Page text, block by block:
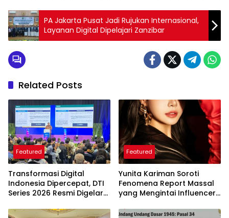
PA Jakarta Pusat Jadi Rujukan Internasional,
Layanan Digital Dipelajari Zanzibar
Related Posts
Featured
Transformasi Digital
Indonesia Dipercepat, DTI
Series 2026 Resmi Digelar
Featured
Yunita Kariman Soroti
Fenomena Report Massal
yang Mengintai Influencer,
yang Perlu Diketahui